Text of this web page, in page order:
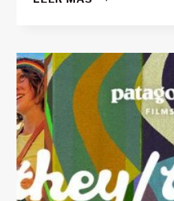
PLOGGING:
LA
INICIATIVA
QUE
HA
RECUPERADO
25
TONELADAS
DE